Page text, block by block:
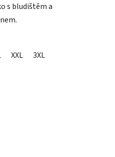
s bludištěm a
XXL 3XL